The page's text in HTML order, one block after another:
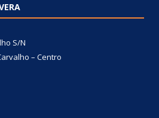
S/N
– Centro